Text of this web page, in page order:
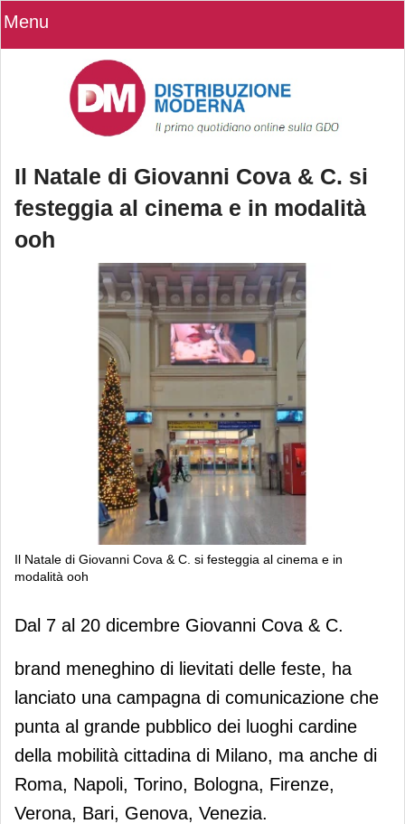
Menu
Il Natale di Giovanni Cova & C. si
festeggia al cinema e in modalità
ooh
Il Natale di Giovanni Cova & C. si festeggia al cinema e in
modalità ooh
Il Natale di Giovanni Cova & C. si
festeggia al cinema e in modalità ooh
Dal 7 al 20 dicembre Giovanni Cova & C.
brand meneghino di lievitati delle feste, ha
lanciato una campagna di comunicazione che
punta al grande pubblico dei luoghi cardine
della mobilità cittadina di Milano, ma anche di
Roma, Napoli, Torino, Bologna, Firenze,
Verona, Bari, Genova, Venezia.